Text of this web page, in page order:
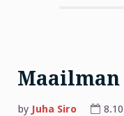
by Juha Siro